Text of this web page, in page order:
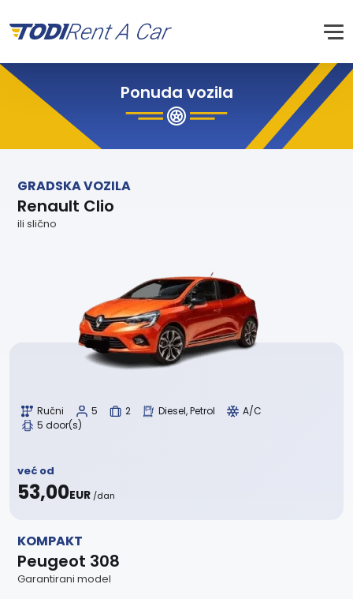
Ponuda vozila
GRADSKA VOZILA
Renault Clio
ili slično
Ručni 5 2 Diesel, Petrol
A/C
5 door(s)
već od
53,00EUR /dan
KOMPAKT
Peugeot 308
Garantirani model